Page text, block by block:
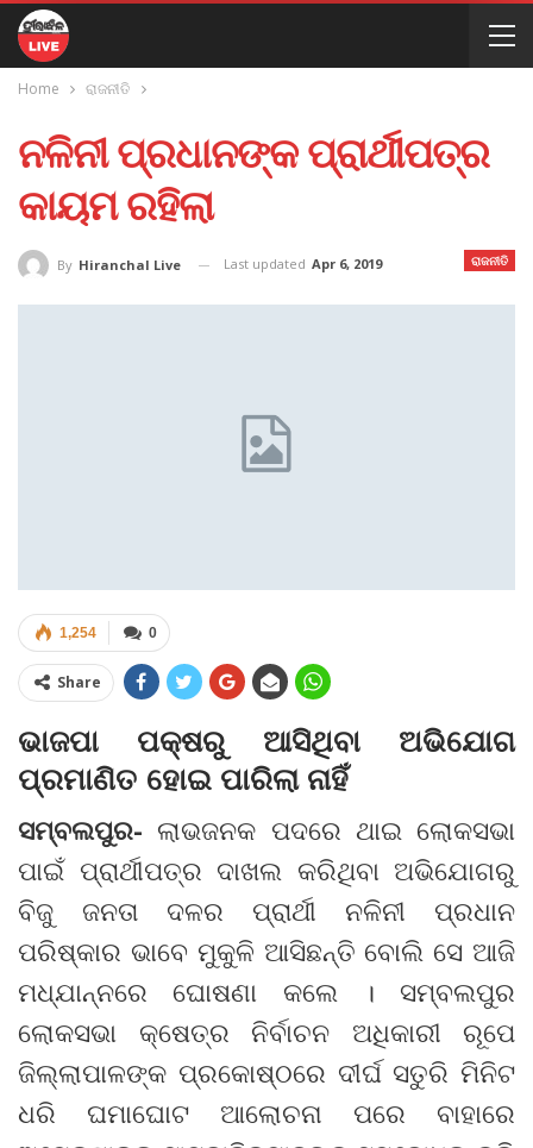
Home ରାଜନୀତି
ନଳିନୀ ପ୍ରଧାନଙ୍କ ପ୍ରାର୍ଥୀପତ୍ର
କାୟମ ରହିଲା
ରାଜନୀତି
By Hiranchal Live Last updated Apr 6, 2019
0
1,254
Share
ଭାଜପା ପକ୍ଷରୁ ଆସିଥିବା ଅଭିଯୋଗ
ପ୍ରମାଣିତ ହୋଇ ପାରିଲା ନାହିଁ
ସମ୍ବଲପୁର- ଲାଭଜନକ ପଦରେ ଥାଇ ଲୋକସଭା
ପାଇଁ ପ୍ରାର୍ଥୀପତ୍ର ଦାଖଲ କରିଥିବା ଅଭିଯୋଗରୁ
ବିଜୁ ଜନତା ଦଳର ପ୍ରାର୍ଥୀ ନଳିନୀ ପ୍ରଧାନ
ପରିଷ୍କାର ଭାବେ ମୁକୁଳି ଆସିଛନ୍ତି ବୋଲି ସେ ଆଜି
ମଧ୍ଯାନ୍ନରେ ଘୋଷଣା କଲେ । ସମ୍ବଲପୁର
ଲୋକସଭା କ୍ଷେତ୍ର ନିର୍ବାଚନ ଅଧିକାରୀ ରୂପେ
ଜିଲ୍ଲାପାଳଙ୍କ ପ୍ରକୋଷ୍ଠରେ ଦୀର୍ଘ ସତୁରି ମିନିଟ
ଧରି ଘମାଘୋଟ ଆଲୋଚନା ପରେ ବାହାରେ